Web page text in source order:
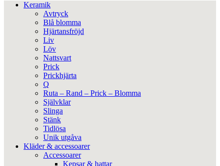
Keramik
Avtryck
Blå blomma
Hjärtansfröjd
Liv
Löv
Nattsvart
Prick
Prickhjärta
Q
Ruta – Rand – Prick – Blomma
Självklar
Slinga
Stänk
Tidlösa
Unik utgåva
Kläder & accessoarer
Accessoarer
Kepsar & hattar